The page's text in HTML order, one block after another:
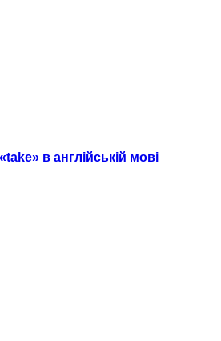
в англійській мові